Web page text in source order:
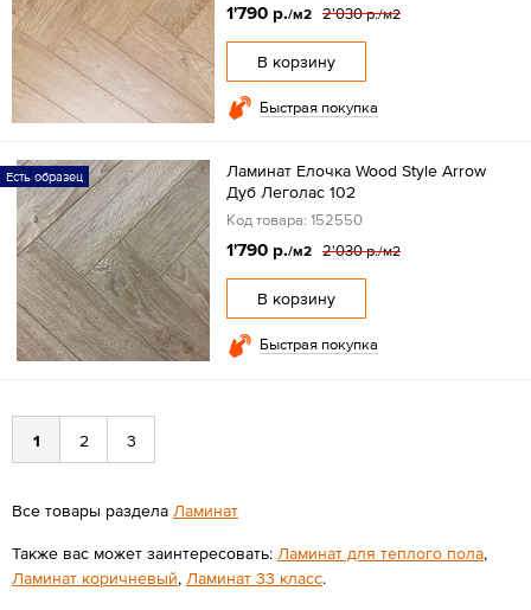
1'790 р./м2 2'030 р./м2
В корзину
Быстрая покупка
Есть образец
Ламинат Елочка Wood Style Arrow
Дуб Леголас 102
Код товара: 152550
1'790 р./м2 2'030 р./м2
В корзину
Быстрая покупка
1 2 3
Все товары раздела Ламинат
Также вас может заинтересовать: Ламинат для теплого пола,
Ламинат коричневый, Ламинат 33 класс.